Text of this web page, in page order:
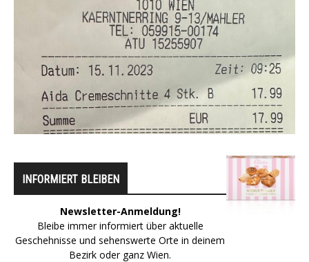
INFORMIERT BLEIBEN
Newsletter-Anmeldung!
Bleibe immer informiert über aktuelle
Geschehnisse und sehenswerte Orte in deinem
Bezirk oder ganz Wien.